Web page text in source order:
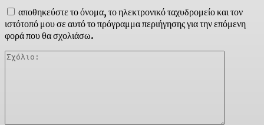
αποθηκεύστε το όνομα, το ηλεκτρονικό ταχυδρομείο και τον
ιστότοπό μου σε αυτό το πρόγραμμα περιήγησης για την επόμενη
φορά που θα σχολιάσω.